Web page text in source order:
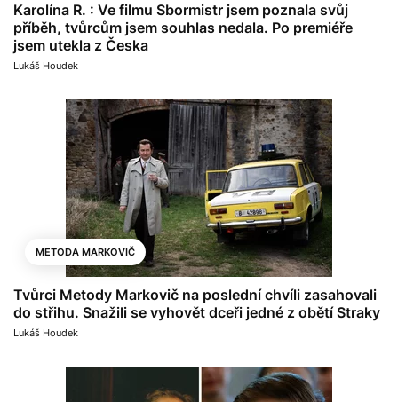
Karolína R. : Ve filmu Sbormistr jsem poznala svůj
příběh, tvůrcům jsem souhlas nedala. Po premiéře
jsem utekla z Česka
Lukáš Houdek
METODA MARKOVIČ
Tvůrci Metody Markovič na poslední chvíli zasahovali
do střihu. Snažili se vyhovět dceři jedné z obětí Straky
Lukáš Houdek